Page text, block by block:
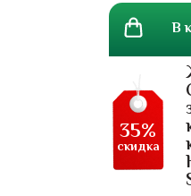
В
35%
скидка